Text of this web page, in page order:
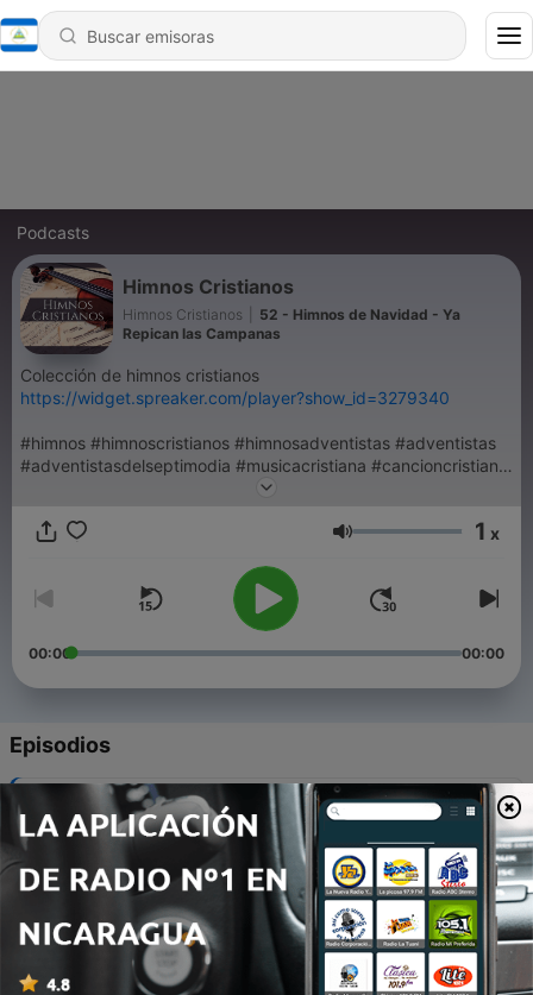
Podcasts
Himnos Cristianos
Himnos Cristianos
52 - Himnos de Navidad - Ya
Repican las Campanas
Colección de himnos cristianos
https://widget.spreaker.com/player?show_id=3279340
#himnos #himnoscristianos #himnosadventistas #adventistas
#adventistasdelseptimodia #musicacristiana #cancioncristiana
#adoracion #alabanza #radioonline #radiocristiana
##regalosoriginales #dise #photography #santa #fiestas
#family #cumplea #nochebuena #bhfyp #art #picoftheday
#hogar #arboldenavidad #gift #like #christmasdecorations
Volumen 1 x
00:00 00:00
Episodios
Himnos de Navidad - Ya Repican las Campanas
16 nov. 2022
51 - Himnos de Navidad - Noche de paz
Himnos de Navidad - La primera Navidad
16 nov. 2022